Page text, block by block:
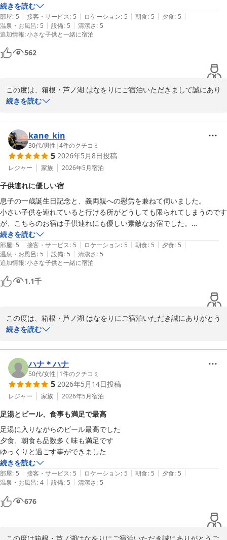
た。大浴場にはベビーバスもあったので、温泉には入れませんでした
が、息子も温泉気分を味わえたと思います！再度お伺いしたいと思える
素敵な施設でした！
続きを読む
部屋: 5 | 接客・サービス: 5 | ロケーション: 5 | 朝食: 5 | 夕食: 5 |
温泉・お風呂: 5 | 設備: 5 | 清潔さ: 5
追加情報:小さな子供と一緒に宿泊
562
この度は、箱根・芦ノ湖 はなをりにご宿泊いただきまして誠にあり
がとうございます。数ある施設の中から当館をお選びいただき、詳
す。ご滞在中、ごゆっくりお過ごしいただけた様子が伺え私共も大
変嬉しく存じます。箱根の名湯と芦ノ湖の雄大な眺望とのコラボレ
ーションが望める温泉や、旬の食材を使用した料理を堪能していた
だけたら幸いでございます。当館のビュッフェのメニューは季節に
応じて変わってまいりますので、次回のご来館もきっとお楽しみい
申し上げております。ご投稿ありがとうございました。
箱根・芦ノ湖 はなをり（オリックスホテルズ＆リゾーツ）
2026-06-14
続きを読む
kane_kin
30代/男性 |4件のクチコミ
5 2026年5月8日投稿
レジャー 家族 2026年5月宿泊
子供連れに優しい宿
息子の一歳誕生日記念と、義両親への慰労を兼ねて伺いました。
小さい子供を連れていると行ける所がどうしても限られてしまうのです
が、こちらのお宿は子供連れにも優しい素敵なお宿でした。
お部屋は湖畔側のスタンダードルームを利用しました。(部屋はシャワ
ーブースのみ)
床が板張り＆畳なので素足で過ごす事ができ、小さい子供もハイハイ出
来るので良いです。
お食事は朝夕ともにブッフェ形式で、四季折々の食材を使用した料理が
並んでおり、大人はもちろん子供も嬉しいラインナップでした。
混雑する時間帯でも事前の予約システムがあるので、ほぼほぼ待たずに
入れるのも子供連れには嬉しかったです。(チェックイン時に、予め早
めの時間を仮押さえしてくださったのもありがたかったです)
大浴場は広く、清掃も行き届いており快適でした。
1つだけ気になったと言えば、循環式なので微かに塩素臭を感じる時も
ありますが、規模が大きいので仕方がないかなという感じです。
またスタッフの皆さまが親切なのも、大変印象的でした。
国内外からたくさんの宿泊客の方が見えられるので賑やかではあります
が、全体的に落ち着いていて想像よりもずっとのんびりすることが出来
ました。
続きを読む
部屋: 5 | 接客・サービス: 5 | ロケーション: 5 | 朝食: 5 | 夕食: 5 |
温泉・お風呂: 5 | 設備: 5 | 清潔さ: 5
追加情報:小さな子供と一緒に宿泊
1.1千
この度は、箱根・芦ノ湖 はなをりにご宿泊いただき誠にありがとう
ございます。
特別なご旅行に当館をお選びいただきましたこと重ねて御礼申し上
げます。スタッフの対応に関してお褒めの言葉をいただき大変嬉し
く存じます。お客様が安心して快適にお過ごしいただけた様子を伺
うことができ、私共も安心いたしました。箱根の名湯と芦ノ湖の雄
大な眺望とのコラボレーションが望める温泉や、旬の食材を使用し
ェのメニューは季節に応じて変わってまいりますので、次回のご来
館もきっとお楽しみいただけるかと思います。またのご来館をスタ
ッフ一同心よりお待ち申し上げております。ご投稿ありがとうござ
いました。
箱根・芦ノ湖 はなをり（オリックスホテルズ＆リゾーツ）
2026-05-08
続きを読む
ハナ＊ハナ
50代/女性 | 1件のクチコミ
5 2026年5月14日投稿
レジャー 家族 2026年5月宿泊
足湯とビール、食事も満足で最高
足湯に入りながらのビール最高でした
夕食、朝食も品数多く味も満足です
ゆっくりと過ごす事ができました
続きを読む
部屋: 5 | 接客・サービス: 5 | ロケーション: 5 | 朝食: 5 | 夕食: 5 |
温泉・お風呂: 4 | 設備: 5 | 清潔さ: 5
676